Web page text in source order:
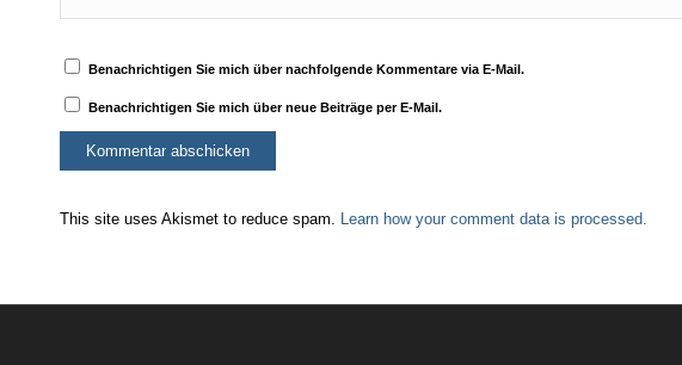
Benachrichtigen Sie mich über nachfolgende Kommentare via E-Mail.
Benachrichtigen Sie mich über neue Beiträge per E-Mail.
This site uses Akismet to reduce spam. Learn how your comment data is processed.